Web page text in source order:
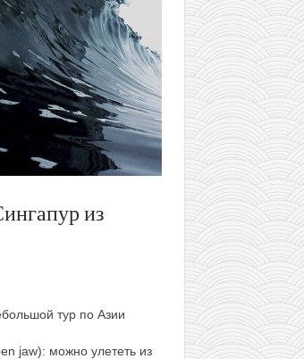
из
тур по Азии
jaw): можно улететь из